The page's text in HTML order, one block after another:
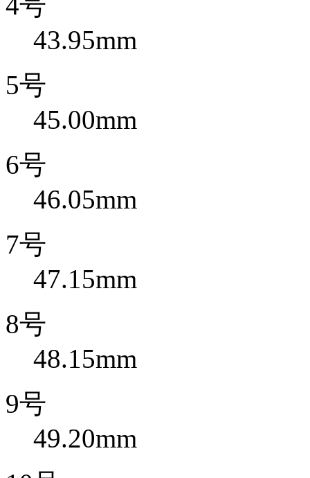
43.95mm
5号
45.00mm
6号
46.05mm
7号
47.15mm
8号
48.15mm
9号
49.20mm